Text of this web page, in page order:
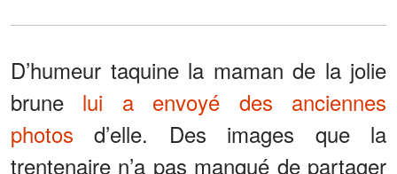
D’humeur taquine la maman de la jolie
brune lui a envoyé des anciennes
photos d’elle. Des images que la
trentenaire n’a pas manqué de partager